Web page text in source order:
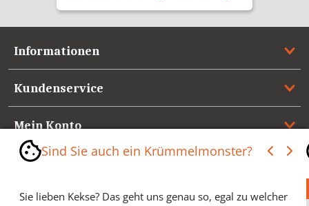
Informationen
Kundenservice
Mein Konto
Referenzen
Medienspiegel & Presseinformationen
Sind Sie auch ein Krümmelmonster?
Sie lieben Kekse? Das geht uns genau so, egal zu welcher